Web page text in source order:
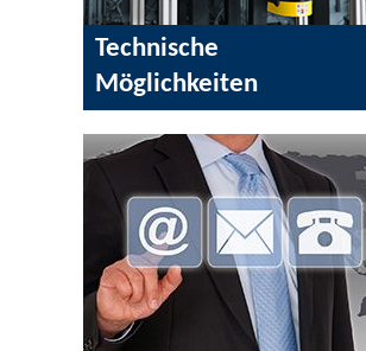
Technische
Möglichkeiten